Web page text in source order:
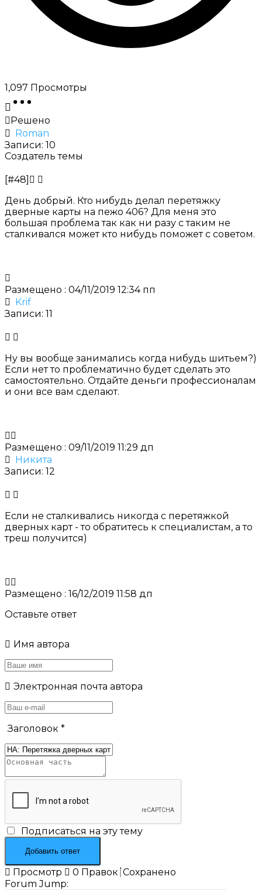
1,097 Просмотры
Решено
Roman
Записи: 10
Создатель темы
[#48]
День добрый. Кто нибудь делал перетяжку
дверные карты на пежо 406? Для меня это
большая проблема так как ни разу с таким не
сталкивался может кто нибудь поможет с советом.
Размещено : 04/11/2019 12:34 пп
Krif
Записи: 11
Ну вы вообще занимались когда нибудь шитьем?)
Если нет то проблематично будет сделать это
самостоятельно. Отдайте деньги профессионалам
и они все вам сделают.
Размещено : 09/11/2019 11:29 дп
Никита
Записи: 12
Если не сталкивались никогда с перетяжкой
дверных карт - то обратитесь к специалистам, а то
треш получится)
Размещено : 16/12/2019 11:58 дп
Оставьте ответ
Имя автора
Электронная почта автора
Заголовок *
Подписаться на эту тему
Просмотр 0 Правок Сохранено
Forum Jump: